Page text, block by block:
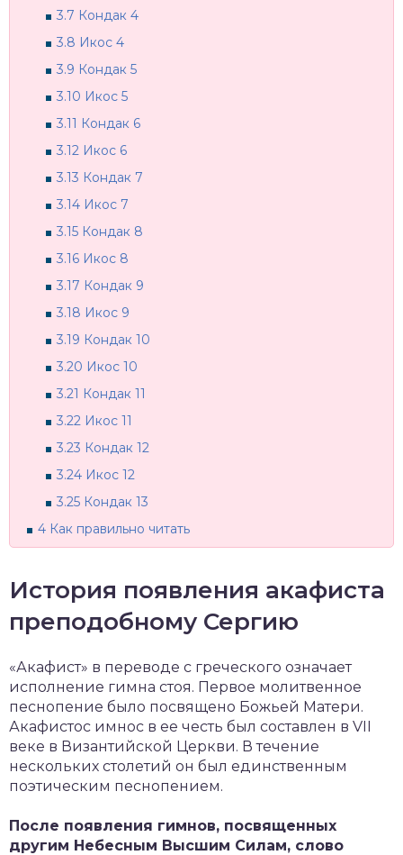
3.7 Кондак 4
3.8 Икос 4
3.9 Кондак 5
3.10 Икос 5
3.11 Кондак 6
3.12 Икос 6
3.13 Кондак 7
3.14 Икос 7
3.15 Кондак 8
3.16 Икос 8
3.17 Кондак 9
3.18 Икос 9
3.19 Кондак 10
3.20 Икос 10
3.21 Кондак 11
3.22 Икос 11
3.23 Кондак 12
3.24 Икос 12
3.25 Кондак 13
4 Как правильно читать
История появления акафиста
преподобному Сергию
«Акафист» в переводе с греческого означает
исполнение гимна стоя. Первое молитвенное
песнопение было посвящено Божьей Матери.
Акафистос имнос в ее честь был составлен в VII
веке в Византийской Церкви. В течение
нескольких столетий он был единственным
поэтическим песнопением.
После появления гимнов, посвященных
другим Небесным Высшим Силам, слово